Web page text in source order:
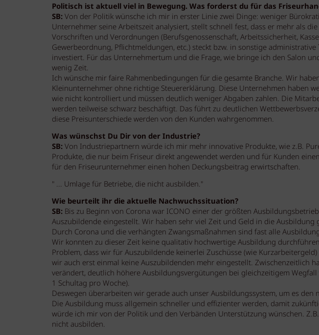
Politisch ist aktuell viel in Bewegung. Was forderst du für das
SB: Von der Politik wünsche ich mir in erster Linie zwei Dinge: weniger
Unternehmer seine Arbeitszeit analysiert, stellt schnell fest, dass er mehr als
Vorschriften und Verordnungen (Berufsgenossenschaft, Arbeitssicherheit,
Gewerbeordnung, Pflichtmeldungen, etc.) steckt bzw. in sonstige
investiert. Für das Unternehmertum und die Frage, wie bringe ich den Salon
wenig Zeit.
Ich wünsche mir faire Rahmenbedingungen für die gesamte Branche. Wir
Kleinunternehmer ohne richtige Steuererklärung. Diese Unternehmen haben
wie nicht kontrolliert und müssen deutlich weniger Abgaben zahlen. Die
werden teilweise schwarz beschäftigt. Das führt zu deutlichen
diese Preisunterschiede werden von den Kunden wahrgenommen.
Was wünschst Du Dir von der Industrie?
SB: Von Industriepartnern würde ich mir mehr innovative Produkte, wie z.B.
Produkte, die nur beim Friseur direkt angewendet werden und für Kunden
für den Friseurunternehmer einen hohen Deckungsbeitrag erwirtschaften.
" ... Umlage für Betriebe, die nicht ausbilden."
Wie beurteilt ihr die aktuelle Nachwuchssituation?
SB: Bis zu Beginn von Corona war ICONO einer der größten
Auszubildende eingestellt. Wir haben sehr viel Zeit und Geld in die Ausbildung
Durch Corona und die verhängten Zwangsmaßnahmen sind fast alle
Wir konnten zu dieser Zeit keine qualitativ hochwertige Ausbildung
Problem, dass wir für Auszubildende keinerlei Zuschüsse (wie
wir auch erst einmal keine Auszubildenden mehr eingestellt. Zwischenzeitlich
verändert, deutlich höhere Ausbildungsvergütungen bei gleichzeitigem
1 Schultag pro Woche).
Deswegen überarbeiten wir gerade auch unser Ausbildungssystem, um es den
Die Ausbildung muss allgemein schneller und effizienter werden, damit
würde ich mir von der Politik und den Verbänden Unterstützung wünschen.
nicht ausbilden.